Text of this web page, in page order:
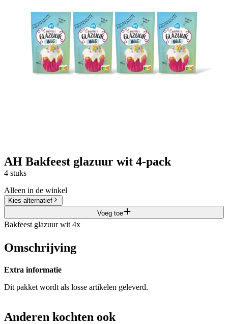
AH Bakfeest glazuur wit 4-pack
4 stuks
Alleen in de winkel
Kies alternatief
Voeg toe
Bakfeest glazuur wit 4x
Omschrijving
Extra informatie
Dit pakket wordt als losse artikelen geleverd.
Anderen kochten ook